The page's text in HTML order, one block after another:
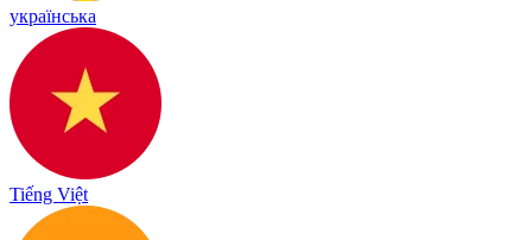
українська
Tiếng Việt